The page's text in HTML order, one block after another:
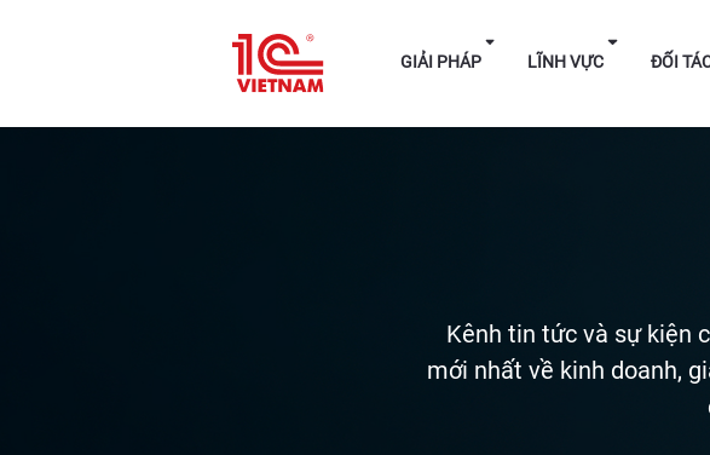
GIẢI PHÁP LĨNH VỰC
Kênh tin tức và sự kiện
mới nhất về kinh doanh,